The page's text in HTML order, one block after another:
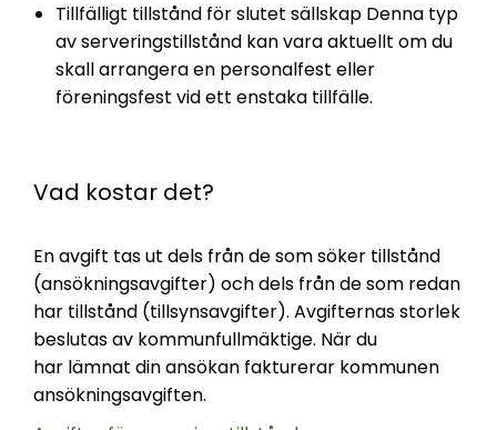
Tillfälligt tillstånd för slutet sällskap Denna typ
av serveringstillstånd kan vara aktuellt om du
skall arrangera en personalfest eller
föreningsfest vid ett enstaka tillfälle.
Vad kostar det?
En avgift tas ut dels från de som söker tillstånd
(ansökningsavgifter) och dels från de som redan
har tillstånd (tillsynsavgifter). Avgifternas storlek
beslutas av kommunfullmäktige. När du
har lämnat din ansökan fakturerar kommunen
ansökningsavgiften.